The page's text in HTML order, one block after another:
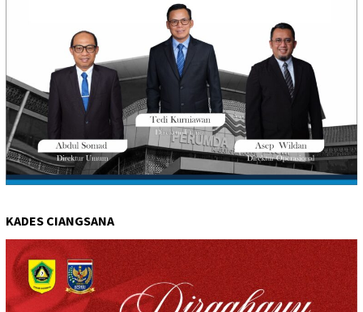
KADES CIANGSANA